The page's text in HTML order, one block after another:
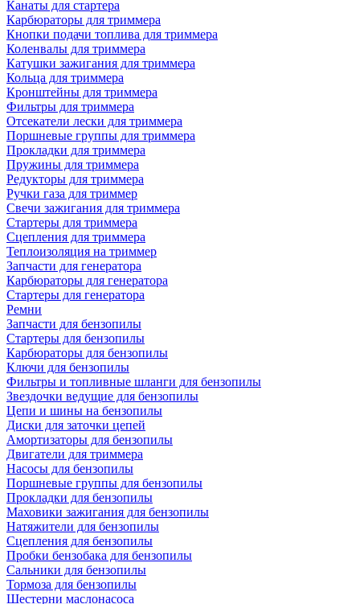
Канаты для стартера
Карбюраторы для триммера
Кнопки подачи топлива для триммера
Коленвалы для триммера
Катушки зажигания для триммера
Кольца для триммера
Кронштейны для триммера
Фильтры для триммера
Отсекатели лески для триммера
Поршневые группы для триммера
Прокладки для триммера
Пружины для триммера
Редукторы для триммера
Ручки газа для триммер
Свечи зажигания для триммера
Стартеры для триммера
Сцепления для триммера
Теплоизоляция на триммер
Запчасти для генератора
Карбюраторы для генератора
Стартеры для генератора
Ремни
Запчасти для бензопилы
Стартеры для бензопилы
Карбюраторы для бензопилы
Ключи для бензопилы
Фильтры и топливные шланги для бензопилы
Звездочки ведущие для бензопилы
Цепи и шины на бензопилы
Диски для заточки цепей
Амортизаторы для бензопилы
Двигатели для триммера
Насосы для бензопилы
Поршневые группы для бензопилы
Прокладки для бензопилы
Маховики зажигания для бензопилы
Натяжители для бензопилы
Сцепления для бензопилы
Пробки бензобака для бензопилы
Сальники для бензопилы
Тормоза для бензопилы
Шестерни маслонасоса